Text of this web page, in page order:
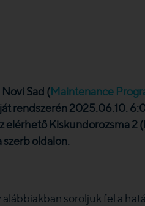
Sad (Maintenance
rendszerén 2025.06.10.
Kiskundorozsma 2
szerb oldalon.
soroljuk fel a